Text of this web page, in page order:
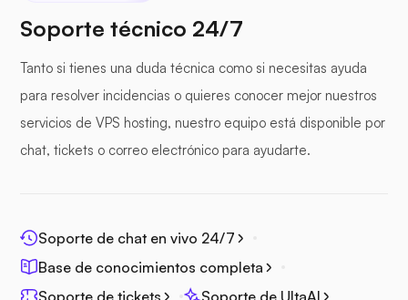
Fotoprisma
Jitsi
Soporte técnico 24/7
Tanto si tienes una duda técnica como si necesitas ayuda
para resolver incidencias o quieres conocer mejor nuestros
servicios de VPS hosting, nuestro equipo está disponible por
chat, tickets o correo electrónico para ayudarte.
Soporte de chat en vivo 24/7
Base de conocimientos completa
Soporte de tickets
Soporte de UltaAI